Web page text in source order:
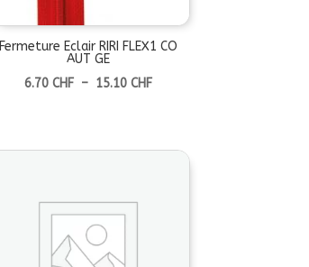
Fermeture Eclair RIRI FLEX1 CO
AUT GE
6.70CHF – 15.10CHFPlage
6.70 CHF